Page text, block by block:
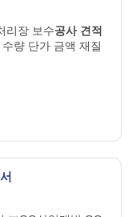
리장 보수공사 견적
량 단가 금액 재질